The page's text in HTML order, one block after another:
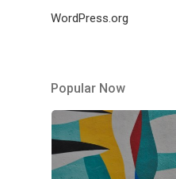
WordPress.org
Popular Now